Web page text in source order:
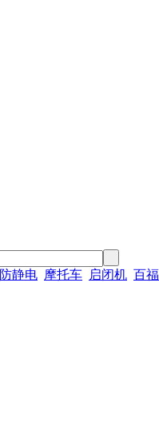
防静电 摩托车 启闭机 百福